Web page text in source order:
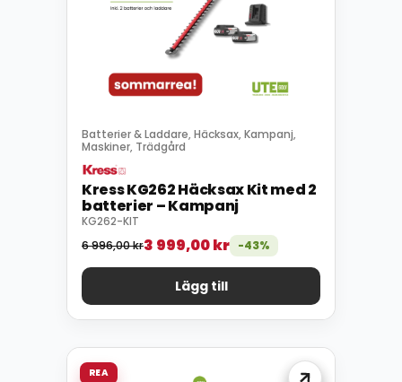
Batterier & Laddare, Häcksax, Kampanj,
Maskiner, Trädgård
Kress KG262 Häcksax Kit med 2
batterier – Kampanj
KG262-KIT
6 996,00kr3 999,00kr -43%
Lägg till
REA